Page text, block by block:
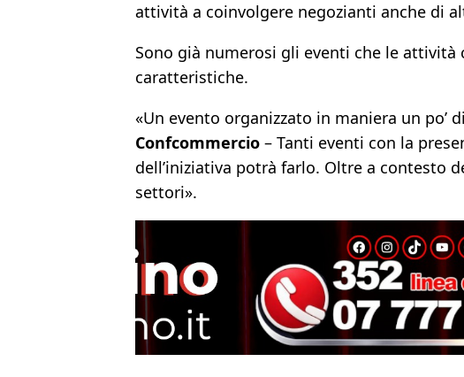
attività a coinvolgere negozianti anche di
Sono già numerosi gli eventi che le
caratteristiche.
«Un evento organizzato in maniera un po’
Confcommercio – Tanti eventi con la
dell’iniziativa potrà farlo. Oltre a contesto
settori».